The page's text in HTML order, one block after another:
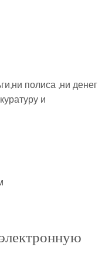
полиса ,ни денег
и